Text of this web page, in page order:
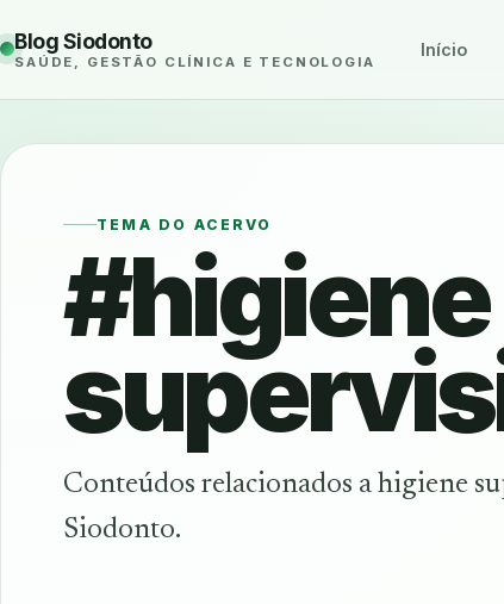
Blog Siodonto
SAÚDE, GESTÃO CLÍNICA E TECNOLOGIA
Início
TEMA DO ACERVO
#higiene
Conteúdos relacionados a higiene
Siodonto.